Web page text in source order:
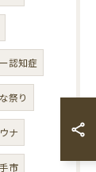
認知症
祭り
ナ
市